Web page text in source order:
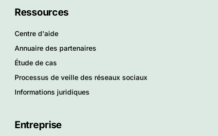
Ressources
Centre d'aide
Annuaire des partenaires
Étude de cas
Processus de veille des réseaux sociaux
Informations juridiques
Entreprise